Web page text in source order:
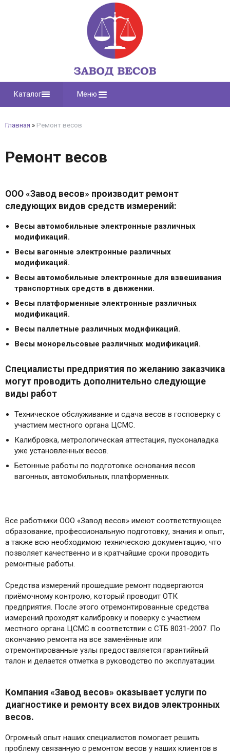
Каталог Меню
Главная » Ремонт весов
Ремонт весов
ООО «Завод весов» производит ремонт
следующих видов средств измерений:
Весы автомобильные электронные различных
модификаций.
Весы вагонные электронные различных
модификаций.
Весы автомобильные электронные для взвешивания
транспортных средств в движении.
Весы платформенные электронные различных
модификаций.
Весы паллетные различных модификаций.
Весы монорельсовые различных модификаций.
Специалисты предприятия по желанию заказчика
могут проводить дополнительно следующие
виды работ
Техническое обслуживание и сдача весов в госповерку с
участием местного органа ЦСМС.
Калибровка, метрологическая аттестация, пусконаладка
уже установленных весов.
Бетонные работы по подготовке основания весов
вагонных, автомобильных, платформенных.
Все работники ООО «Завод весов» имеют соответствующее
образование, профессиональную подготовку, знания и опыт,
а также всю необходимою техническою документацию, что
позволяет качественно и в кратчайшие сроки проводить
ремонтные работы.
Средства измерений прошедшие ремонт подвергаются
приёмочному контролю, который проводит ОТК
предприятия. После этого отремонтированные средства
измерений проходят калибровку и поверку с участием
местного органа ЦСМС в соответствии с СТБ 8031-2007. По
окончанию ремонта на все заменённые или
отремонтированные узлы предоставляется гарантийный
талон и делается отметка в руководство по эксплуатации.
Компания «Завод весов» оказывает услуги по
диагностике и ремонту всех видов электронных
весов.
Огромный опыт наших специалистов помогает решить
проблему связанную с ремонтом весов у наших клиентов в